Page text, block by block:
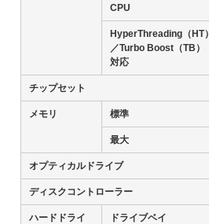
CPU
HyperThreading（HT）
／Turbo Boost（TB）
対応
チップセット
メモリ 標準
最大
オプティカルドライブ
ディスクコントローラー
ハードドライ
ドライブベイ